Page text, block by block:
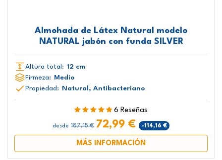
Almohada de Látex Natural modelo
NATURAL jabón con funda SILVER
Altura total: 12 cm
Firmeza: Medio
Propiedad: Natural, Antibacteriano
6 Reseñas
desde 187,15 € 72,99 € -114,16 €
MÁS INFORMACIÓN